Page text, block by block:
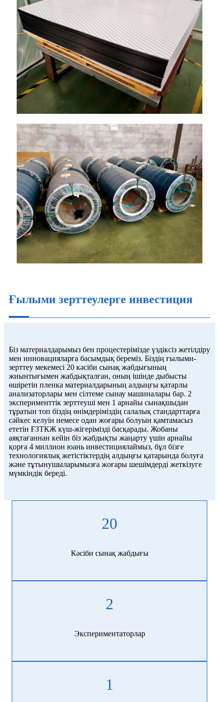
Ғылыми зерттеулерге инвестиция
Біз материалдарымыз бен процестерімізде үздіксіз жетілдіру
мен инновацияларға басымдық береміз. Біздің ғылыми-
зерттеу мекемесі 20 кәсіби сынақ жабдығының
жиынтығымен жабдықталған, оның ішінде дыбысты
өшіретін пленка материалдарының алдыңғы қатарлы
анализаторлары мен сілтеме сынау машиналары бар. 2
эксперименттік зерттеуші мен 1 арнайы сынақшыдан
тұратын топ біздің өнімдеріміздің салалық стандарттарға
сәйкес келуін немесе одан жоғары болуын қамтамасыз
ететін ҒЗТКЖ күш-жігерімізді басқарады. Жобаны
аяқтағаннан кейін біз жабдықты жаңарту үшін арнайы
қорға 4 миллион юань инвестициялаймыз, бұл бізге
технологиялық жетістіктердің алдыңғы қатарында болуға
және тұтынушыларымызға жоғары шешімдерді жеткізуге
мүмкіндік береді.
20
Кәсіби сынақ жабдығы
2
Экспериментаторлар
1